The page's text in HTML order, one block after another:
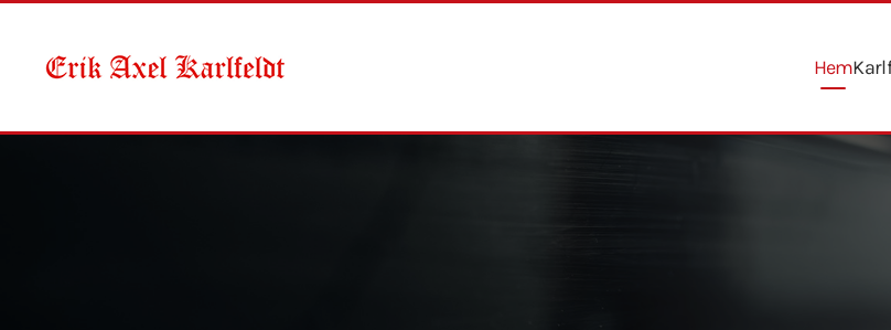
Skip to main content Hem